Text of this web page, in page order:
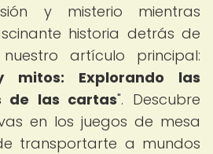
y misterio mientras
historia detrás de
artículo principal:
mitos: Explorando las
de las cartas". Descubre
en los juegos de mesa
transportarte a mundos